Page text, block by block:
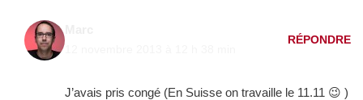
RÉPONDRE
J’avais pris congé (En Suisse on travaille le 11.11 😉 )